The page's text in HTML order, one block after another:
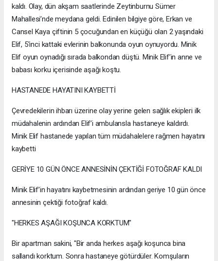
kaldı. Olay, dün akşam saatlerinde Zeytinburnu Sümer
Mahallesi’nde meydana geldi. Edinilen bilgiye göre, Erkan ve
Cansel Kaya çiftinin 5 çocuğundan en küçüğü olan 2 yaşındaki
Elif, 5'inci kattaki evlerinin balkonunda oyun oynuyordu. Minik
Elif oyun oynadığı sırada balkondan düştü. Minik Elif’in anne ve
babası korku içerisinde aşağı koştu.
HASTANEDE HAYATINI KAYBETTİ
Çevredekilerin ihbarı üzerine olay yerine gelen sağlık ekipleri ilk
müdahalenin ardından Elif’i ambulansla hastaneye kaldırdı.
Minik Elif hastanede yapılan tüm müdahalelere rağmen hayatını
kaybetti
GERİYE 10 GÜN ÖNCE ANNESİNİN ÇEKTİĞİ FOTOĞRAF KALDI
Minik Elif’in hayatını kaybetmesinin ardından geriye 10 gün önce
annesinin çektiği fotoğraf kaldı.
"HERKES AŞAĞI KOŞUNCA KORKTUM"
Bir apartman sakini, "Bir anda herkes aşağı koşunca bina
sallandı korktum. Sonra hastaneye götürdüler. Komşuların